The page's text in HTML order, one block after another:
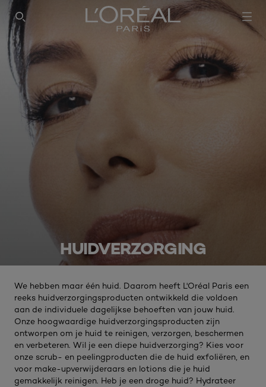
SEARCH THIS SITE
HUIDVERZORGING
We hebben maar één huid. Daarom heeft L'Oréal Paris een
reeks huidverzorgingsproducten ontwikkeld die voldoen
aan de individuele dagelijkse behoeften van jouw huid.
Onze hoogwaardige huidverzorgingsproducten zijn
ontworpen om je huid te reinigen, verzorgen, beschermen
en verbeteren. Wil je een diepe huidverzorging? Kies voor
onze scrub- en peelingproducten die de huid exfoliëren, en
voor make-upverwijderaars en lotions die je huid
gemakkelijk reinigen. Heb je een droge huid? Hydrateer